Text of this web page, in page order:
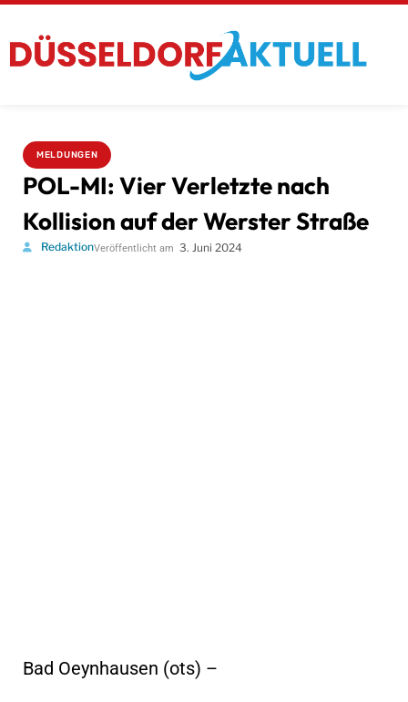
MELDUNGEN
POL-MI: Vier Verletzte nach
Kollision auf der Werster Straße
RedaktionVeröffentlicht am 3. Juni 2024
Bad Oeynhausen (ots) –